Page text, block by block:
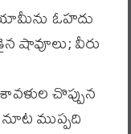
ఓహదు
షావూలు; వీరు
చొప్పున
ముప్పది